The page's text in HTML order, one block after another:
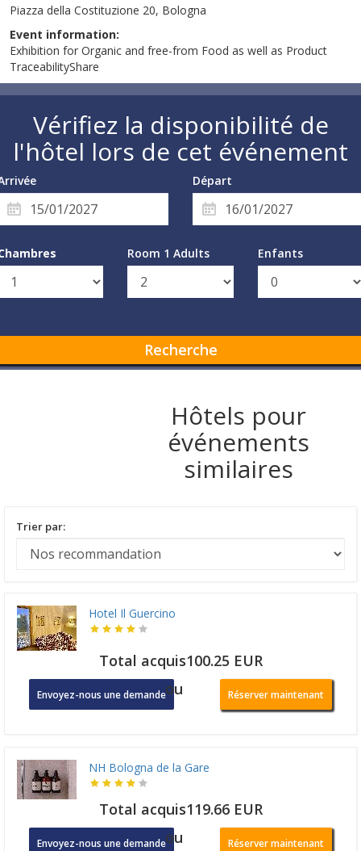
Piazza della Costituzione 20, Bologna
Event information:
Exhibition for Organic and free-from Food as well as Product
TraceabilityShare
Vérifiez la disponibilité de
l'hôtel lors de cet événement
Départ
Room 1 Adults Enfants
Recherche
Hôtels pour
événements
similaires
Trier par:
Hotel Il Guercino
Total acquis100.25 EUR
Envoyez-nous une demandeou Réserver maintenant
NH Bologna de la Gare
Total acquis119.66 EUR
Envoyez-nous une demandeou Réserver maintenant